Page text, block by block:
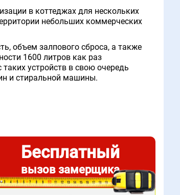
в коттеджах для нескольких
небольших коммерческих
объем залпового сброса, а также
1600 литров как раз
устройств в свою очередь
и стиральной машины.
Бесплатный
вызов замерщика